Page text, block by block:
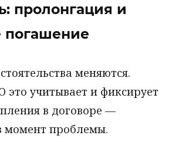
пролонгация и
погашение
меняются.
учитывает и фиксирует
в договоре —
момент проблемы.